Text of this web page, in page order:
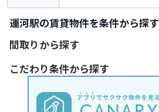
運河駅の賃貸物件を条件から探す
間取りから探す
こだわり条件から探す